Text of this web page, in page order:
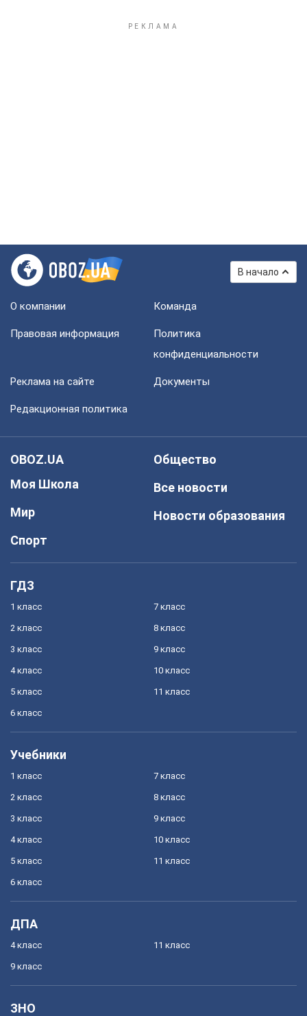
В начало
О компании Команда
Правовая информация
Политика
конфиденциальности
Реклама на сайте Документы
Редакционная политика
OBOZ.UA
Моя Школа
Мир
Спорт
Общество
Все новости
Новости образования
ГДЗ
1 класс
2 класс
3 класс
4 класс
5 класс
6 класс
7 класс
8 класс
9 класс
10 класс
11 класс
Учебники
1 класс
2 класс
3 класс
4 класс
5 класс
6 класс
7 класс
8 класс
9 класс
10 класс
11 класс
ДПА
4 класс
9 класс
11 класс
ЗНО